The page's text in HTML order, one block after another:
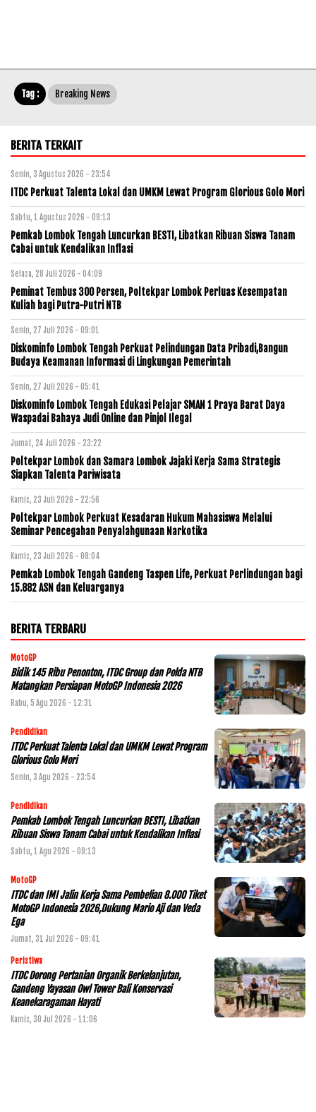
Tag : Breaking News
BERITA TERKAIT
Senin, 3 Agustus 2026 - 23:54
ITDC Perkuat Talenta Lokal dan UMKM Lewat Program Glorious Golo Mori
Sabtu, 1 Agustus 2026 - 09:13
Pemkab Lombok Tengah Luncurkan BESTI, Libatkan Ribuan Siswa Tanam
Cabai untuk Kendalikan Inflasi
Selasa, 28 Juli 2026 - 04:09
Peminat Tembus 300 Persen, Poltekpar Lombok Perluas Kesempatan
Kuliah bagi Putra-Putri NTB
Senin, 27 Juli 2026 - 09:01
Diskominfo Lombok Tengah Perkuat Pelindungan Data Pribadi,Bangun
Budaya Keamanan Informasi di Lingkungan Pemerintah
Senin, 27 Juli 2026 - 05:41
Diskominfo Lombok Tengah Edukasi Pelajar SMAN 1 Praya Barat Daya
Waspadai Bahaya Judi Online dan Pinjol Ilegal
Jumat, 24 Juli 2026 - 23:22
Poltekpar Lombok dan Samara Lombok Jajaki Kerja Sama Strategis
Siapkan Talenta Pariwisata
Kamis, 23 Juli 2026 - 22:56
Poltekpar Lombok Perkuat Kesadaran Hukum Mahasiswa Melalui
Seminar Pencegahan Penyalahgunaan Narkotika
Kamis, 23 Juli 2026 - 08:04
Pemkab Lombok Tengah Gandeng Taspen Life, Perkuat Perlindungan bagi
15.882 ASN dan Keluarganya
BERITA TERBARU
MotoGP
Bidik 145 Ribu Penonton, ITDC Group dan Polda NTB
Matangkan Persiapan MotoGP Indonesia 2026
Rabu, 5 Agu 2026 - 12:31
Pendidikan
ITDC Perkuat Talenta Lokal dan UMKM Lewat Program
Glorious Golo Mori
Senin, 3 Agu 2026 - 23:54
Pendidikan
Pemkab Lombok Tengah Luncurkan BESTI, Libatkan
Ribuan Siswa Tanam Cabai untuk Kendalikan Inflasi
Sabtu, 1 Agu 2026 - 09:13
MotoGP
ITDC dan IMI Jalin Kerja Sama Pembelian 8.000 Tiket
MotoGP Indonesia 2026,Dukung Mario Aji dan Veda
Ega
Jumat, 31 Jul 2026 - 09:41
Peristiwa
ITDC Dorong Pertanian Organik Berkelanjutan,
Gandeng Yayasan Owl Tower Bali Konservasi
Keanekaragaman Hayati
Kamis, 30 Jul 2026 - 11:06